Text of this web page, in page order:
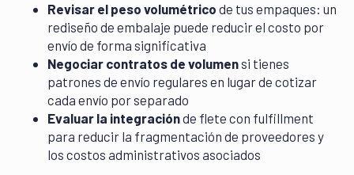
Revisar el peso volumétrico de tus empaques: un
rediseño de embalaje puede reducir el costo por
envío de forma significativa
Negociar contratos de volumensi tienes
patrones de envío regulares en lugar de cotizar
cada envío por separado
Evaluar la integraciónde flete con fulfillment
para reducir la fragmentación de proveedores y
los costos administrativos asociados